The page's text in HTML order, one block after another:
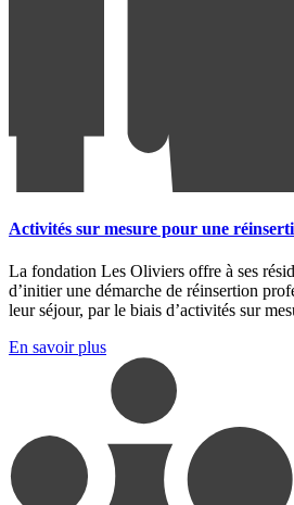
Activités sur mesure pour une
La fondation Les Oliviers offre à ses
d’initier une démarche de réinsertion
leur séjour, par le biais d’activités sur
En savoir plus